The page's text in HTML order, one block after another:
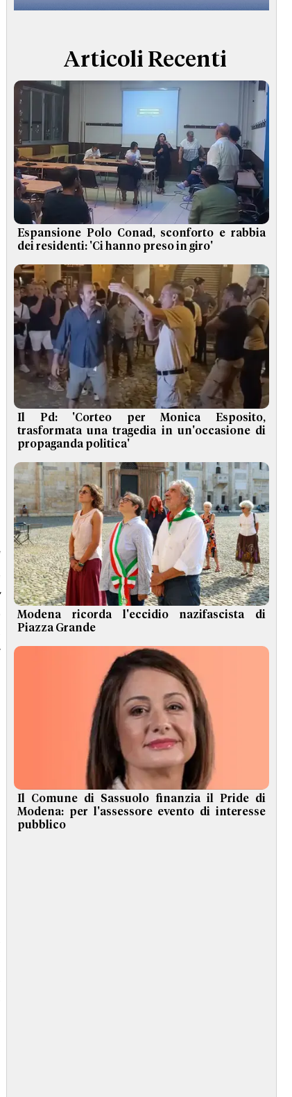
Articoli Recenti
Espansione Polo Conad, sconforto e rabbia
dei residenti: 'Ci hanno preso in giro'
Il Pd: 'Corteo per Monica Esposito,
trasformata una tragedia in un'occasione di
propaganda politica'
Modena ricorda l'eccidio nazifascista di
Piazza Grande
Il Comune di Sassuolo finanzia il Pride di
Modena: per l'assessore evento di interesse
pubblico